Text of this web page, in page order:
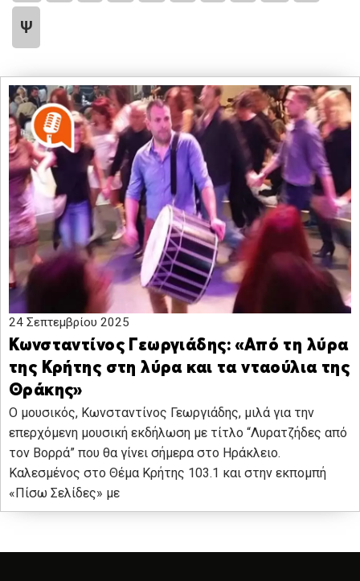
Ψ
24 Σεπτεμβρίου 2025
Κωνσταντίνος Γεωργιάδης: «Από τη λύρα
της Κρήτης στη λύρα και τα νταούλια της
Θράκης»
Ο μουσικός, Κωνσταντίνος Γεωργιάδης, μιλά για την
επερχόμενη μουσική εκδήλωση με τίτλο “Λυρατζήδες από
τον Βορρά” που θα γίνει σήμερα στο Ηράκλειο.
Καλεσμένος στο Θέμα Κρήτης 103.1 και στην εκπομπή
«Πίσω Σελίδες» με